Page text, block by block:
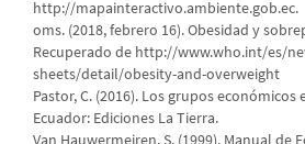
http://mapainteractivo.ambiente.gob.ec.
oms. (2018, febrero 16). Obesidad y
Recuperado de http://www.who.int/es/
sheets/detail/obesity-and-overweight
Pastor, C. (2016). Los grupos económicos
Ecuador: Ediciones La Tierra.
Van Hauwermeiren, S. (1999). Manual de